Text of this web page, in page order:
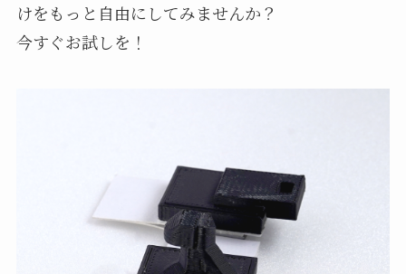
けをもっと自由にしてみませんか？
今すぐお試しを！